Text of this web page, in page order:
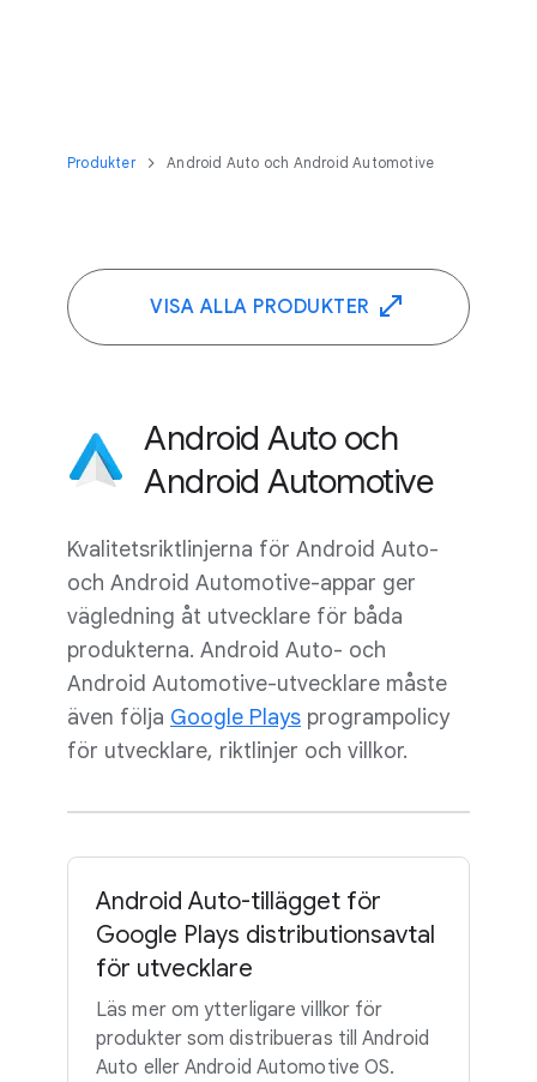
Produkter Android Auto och Android Automotive
VISA ALLA PRODUKTER
Android Auto och
Android Automotive
Kvalitetsriktlinjerna för Android Auto-
och Android Automotive-appar ger
vägledning åt utvecklare för båda
produkterna. Android Auto- och
Android Automotive-utvecklare måste
även följa Google Plays programpolicy
för utvecklare, riktlinjer och villkor.
Android Auto-tillägget för
Google Plays distributionsavtal
för utvecklare
Läs mer om ytterligare villkor för
produkter som distribueras till Android
Auto eller Android Automotive OS.